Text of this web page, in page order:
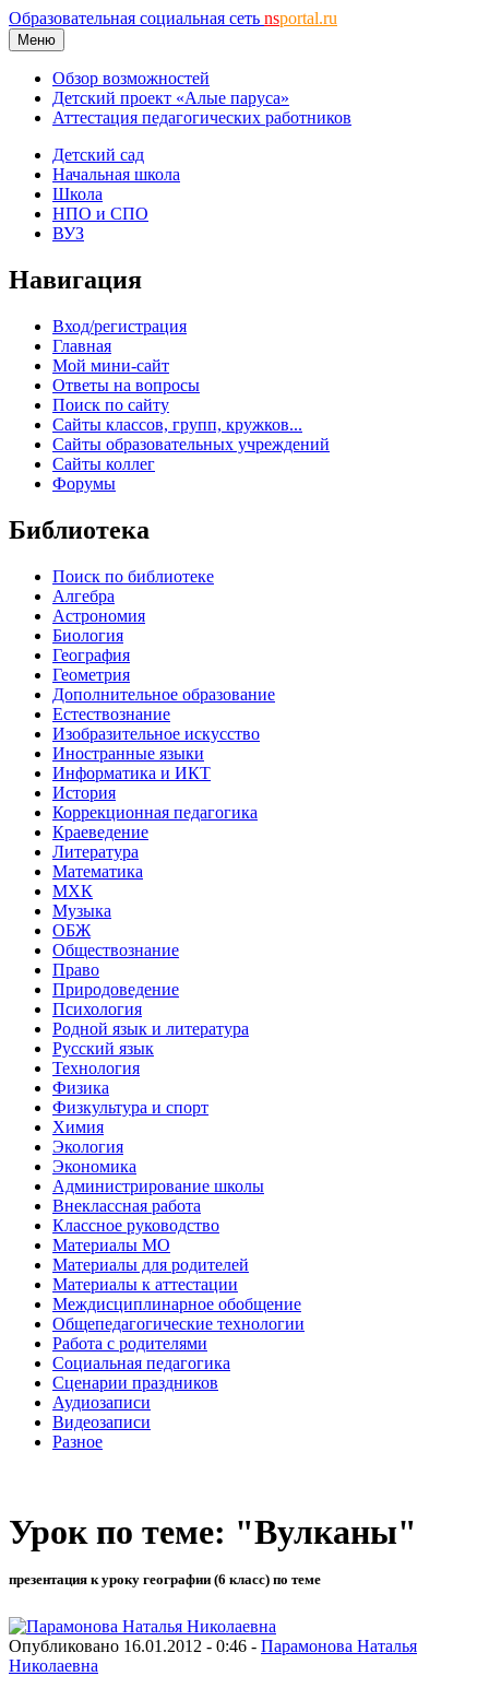
Образовательная социальная сеть nsportal.ru
Меню
Обзор возможностей
Детский проект «Алые паруса»
Аттестация педагогических работников
Детский сад
Начальная школа
Школа
НПО и СПО
ВУЗ
Навигация
Вход/регистрация
Главная
Мой мини-сайт
Ответы на вопросы
Поиск по сайту
Сайты классов, групп, кружков...
Сайты образовательных учреждений
Сайты коллег
Форумы
Библиотека
Поиск по библиотеке
Алгебра
Астрономия
Биология
География
Геометрия
Дополнительное образование
Естествознание
Изобразительное искусство
Иностранные языки
Информатика и ИКТ
История
Коррекционная педагогика
Краеведение
Литература
Математика
МХК
Музыка
ОБЖ
Обществознание
Право
Природоведение
Психология
Родной язык и литература
Русский язык
Технология
Физика
Физкультура и спорт
Химия
Экология
Экономика
Администрирование школы
Внеклассная работа
Классное руководство
Материалы МО
Материалы для родителей
Материалы к аттестации
Междисциплинарное обобщение
Общепедагогические технологии
Работа с родителями
Социальная педагогика
Сценарии праздников
Аудиозаписи
Видеозаписи
Разное
Урок по теме: "Вулканы"
презентация к уроку географии (6 класс) по теме
Опубликовано 16.01.2012 - 0:46 - Парамонова Наталья
Николаевна